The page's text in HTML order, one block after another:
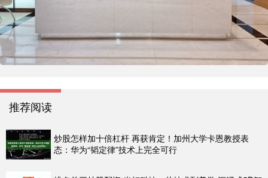
推荐阅读
炒股怎样加十倍杠杆 再获肯定！加州大学卡恩教授表
态：华为“韬定律”技术上完全可行